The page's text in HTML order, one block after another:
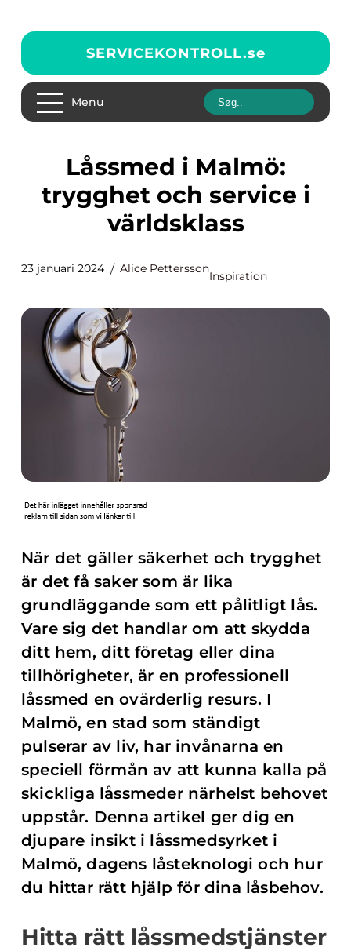
SERVICEKONTROLL.se
Menu
Låssmed i Malmö:
trygghet och service i
världsklass
23 januari 2024 Alice Pettersson
Inspiration
När det gäller säkerhet och trygghet
är det få saker som är lika
grundläggande som ett pålitligt lås.
Vare sig det handlar om att skydda
ditt hem, ditt företag eller dina
tillhörigheter, är en professionell
låssmed en ovärderlig resurs. I
Malmö, en stad som ständigt
pulserar av liv, har invånarna en
speciell förmån av att kunna kalla på
skickliga låssmeder närhelst behovet
uppstår. Denna artikel ger dig en
djupare insikt i låssmedsyrket i
Malmö, dagens låsteknologi och hur
du hittar rätt hjälp för dina låsbehov.
Hitta rätt låssmedstjänster